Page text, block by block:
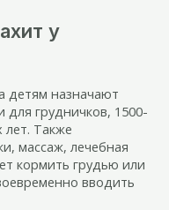
у
детям назначают
грудничков, 1500-
Также
массаж, лечебная
кормить грудью или
вводить